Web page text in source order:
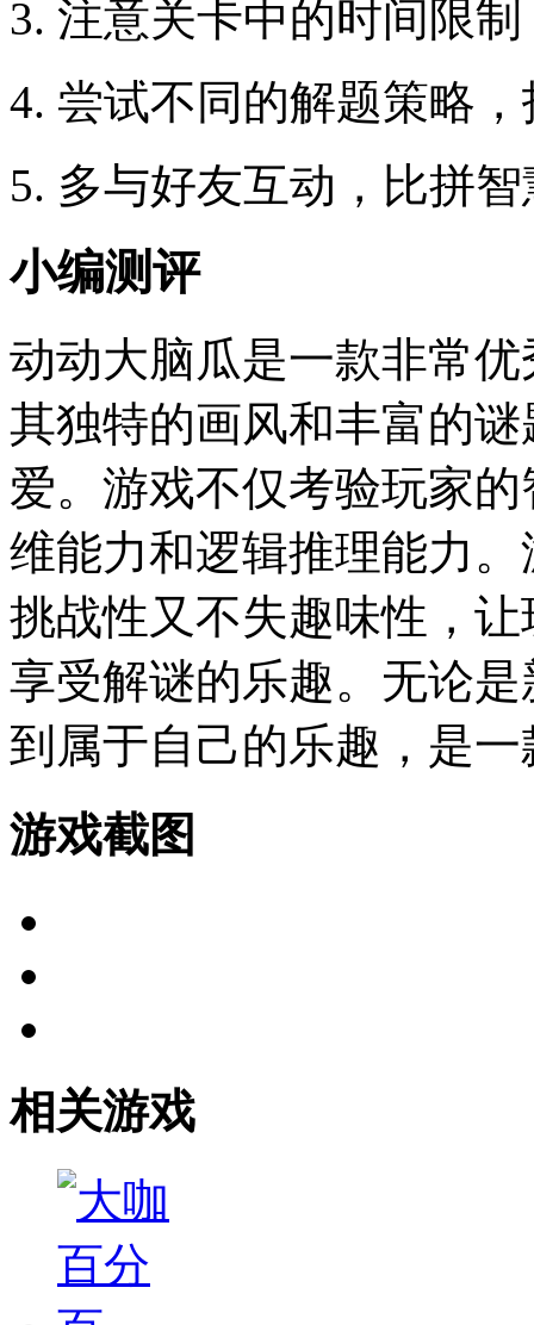
3. 注意关卡中的时间限
4. 尝试不同的解题策略
5. 多与好友互动，比拼
小编测评
动动大脑瓜是一款非常
其独特的画风和丰富的
爱。游戏不仅考验玩家
维能力和逻辑推理能力
挑战性又不失趣味性，
享受解谜的乐趣。无论
到属于自己的乐趣，是
游戏截图
相关游戏